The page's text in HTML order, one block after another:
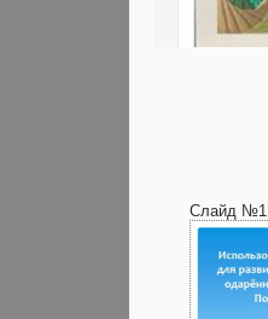
Слайд №1